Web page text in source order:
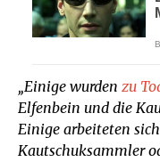
„Einige wurden zu
Elfenbein und die
Einige arbeiteten
Kautschuksammler